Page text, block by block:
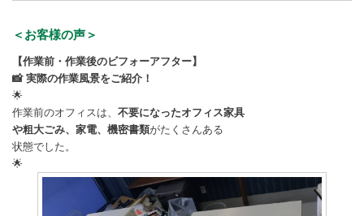
＜お客様の声＞
【作業前・作業後のビフォーアフター】
📸 実際の作業風景をご紹介！
🌟
作業前のオフィスは、 不要になったオフィス家具
や粗大ごみ、家電、機密書類がたくさんある
状態でした。
🌟